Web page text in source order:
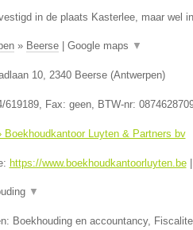
in de plaats Kasterlee, maar wel
» Beerse| Google maps ▼
10, 2340 Beerse(Antwerpen)
619189, Fax: geen, BTW-nr:
Boekhoudkantoor Luyten & Partners bv
https://www.boekhoudkantoorluyten.be|
▼
Boekhouding en accountancy,